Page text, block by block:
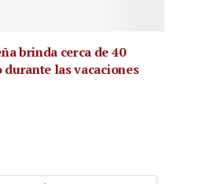
brinda cerca de 40
las vacaciones